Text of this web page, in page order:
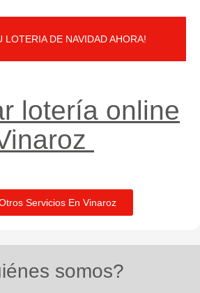
LOTERIA DE NAVIDAD AHORA!
lotería online
Servicios En Vinaroz
somos?